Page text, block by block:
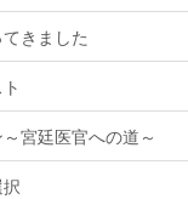
きました
宮廷医官への道～